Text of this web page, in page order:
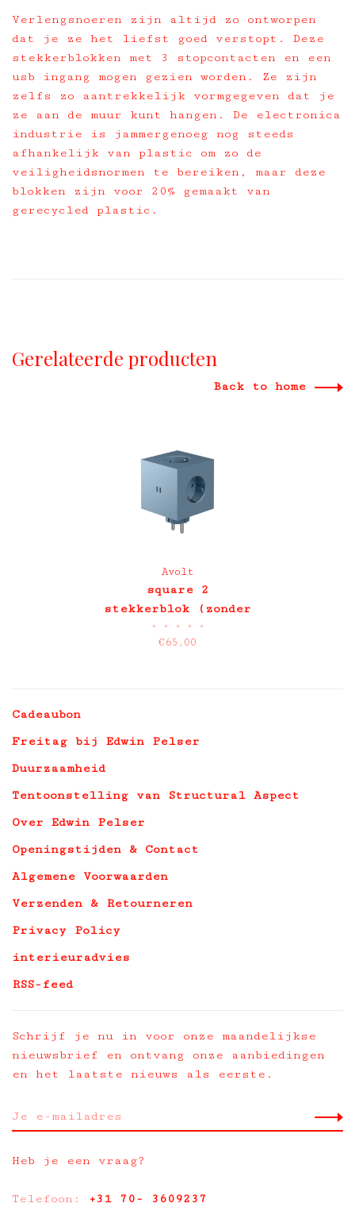
Verlengsnoeren zijn altijd zo ontworpen
dat je ze het liefst goed verstopt. Deze
stekkerblokken met 3 stopcontacten en een
usb ingang mogen gezien worden. Ze zijn
zelfs zo aantrekkelijk vormgegeven dat je
ze aan de muur kunt hangen. De electronica
industrie is jammergenoeg nog steeds
afhankelijk van plastic om zo de
veiligheidsnormen te bereiken, maar deze
blokken zijn voor 20% gemaakt van
gerecycled plastic.
Gerelateerde producten
Back to home
Avolt
square 2
stekkerblok (zonder
snoer)
• • • • •
€65,00
Cadeaubon
Freitag bij Edwin Pelser
Duurzaamheid
Tentoonstelling van Structural Aspect
Over Edwin Pelser
Openingstijden & Contact
Algemene Voorwaarden
Verzenden & Retourneren
Privacy Policy
interieuradvies
RSS-feed
Schrijf je nu in voor onze maandelijkse
nieuwsbrief en ontvang onze aanbiedingen
en het laatste nieuws als eerste.
Heb je een vraag?
Telefoon: +31 70- 3609237